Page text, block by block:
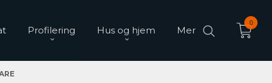
Profilering Hus og hjem Mer
0